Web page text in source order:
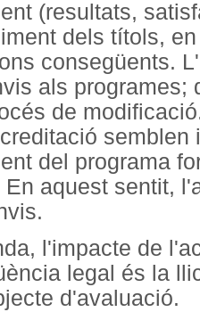
(resultats,
dels títols,
consegüents.
als programes;
de
semblen
del programa
aquest sentit,
l'impacte de
legal és la
d'avaluació.